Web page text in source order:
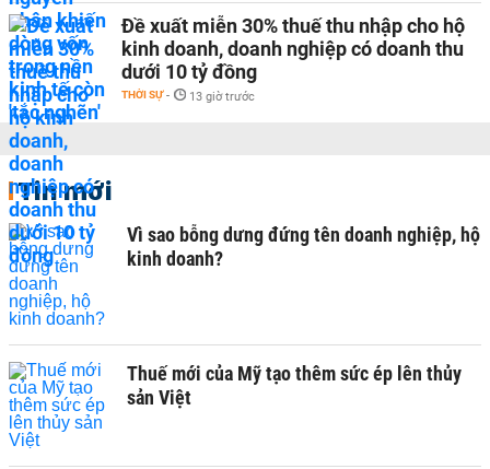
Đề xuất miễn 30% thuế thu nhập cho hộ
kinh doanh, doanh nghiệp có doanh thu
dưới 10 tỷ đồng
THỜI SỰ - 13 giờ trước
Tin mới
Vì sao bỗng dưng đứng tên doanh nghiệp, hộ
kinh doanh?
Thuế mới của Mỹ tạo thêm sức ép lên thủy
sản Việt